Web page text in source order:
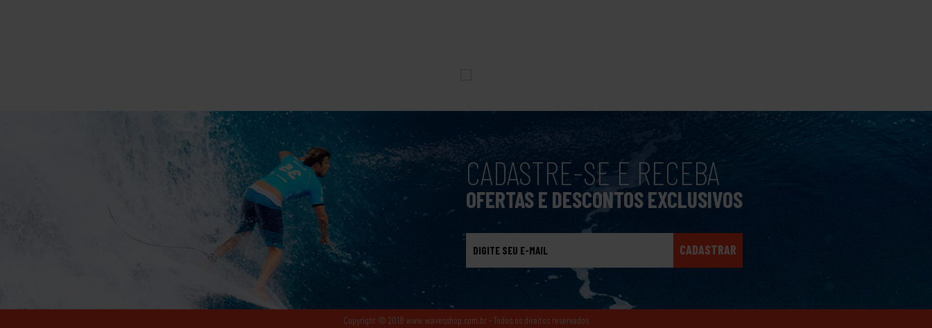
CADASTRE-SE E RECEBA
OFERTAS E DESCONTOS EXCLUSIVOS
CADASTRAR
Copyright © 2018 www.wavesshop.com.br - Todos os direitos reservados